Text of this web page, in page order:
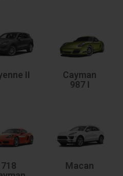
II
Cayman
987 I
718
Macan